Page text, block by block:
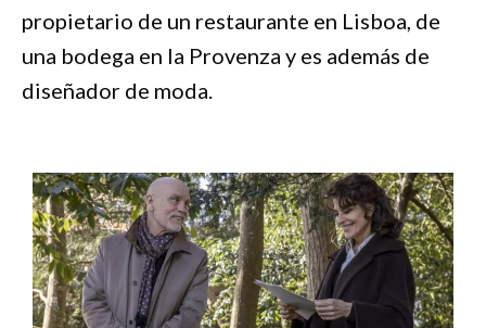
propietario de un restaurante en Lisboa, de
una bodega en la Provenza y es además de
diseñador de moda.